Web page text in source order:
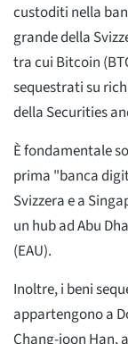
custoditi nella
grande della
tra cui Bitcoin
sequestrati su
della Securities
È fondamentale
prima "banca
Svizzera e a
un hub ad Abu
(EAU).
Inoltre, i beni
appartengono a
Chang-joon Han,